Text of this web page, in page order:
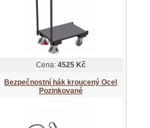
Cena: 4525 Kč
Bezpečnostní hák kroucený Ocel
Pozinkované